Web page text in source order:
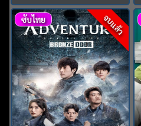
จบแล้ว
ซับไทย